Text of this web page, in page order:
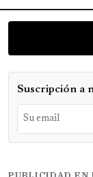
Suscripción a